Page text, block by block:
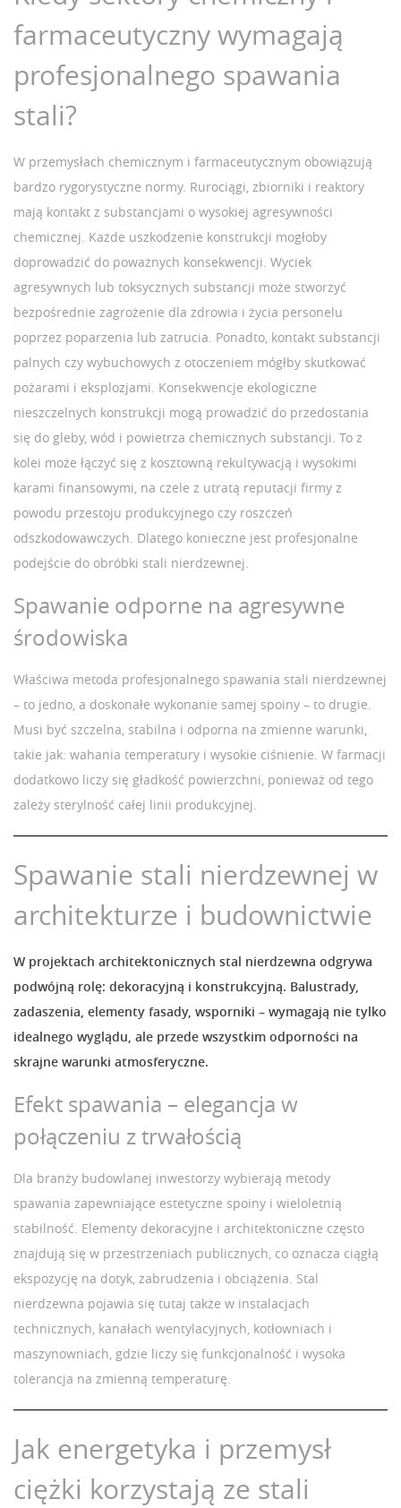
farmaceutyczny wymagają
profesjonalnego spawania
stali?
W przemysłach chemicznym i farmaceutycznym obowiązują
bardzo rygorystyczne normy. Rurociągi, zbiorniki i reaktory
mają kontakt z substancjami o wysokiej agresywności
chemicznej. Każde uszkodzenie konstrukcji mogłoby
doprowadzić do poważnych konsekwencji. Wyciek
agresywnych lub toksycznych substancji może stworzyć
bezpośrednie zagrożenie dla zdrowia i życia personelu
poprzez poparzenia lub zatrucia. Ponadto, kontakt substancji
palnych czy wybuchowych z otoczeniem mógłby skutkować
pożarami i eksplozjami. Konsekwencje ekologiczne
nieszczelnych konstrukcji mogą prowadzić do przedostania
się do gleby, wód i powietrza chemicznych substancji. To z
kolei może łączyć się z kosztowną rekultywacją i wysokimi
karami finansowymi, na czele z utratą reputacji firmy z
powodu przestoju produkcyjnego czy roszczeń
odszkodowawczych. Dlatego konieczne jest profesjonalne
podejście do obróbki stali nierdzewnej.
Spawanie odporne na agresywne
środowiska
Właściwa metoda profesjonalnego spawania stali nierdzewnej
– to jedno, a doskonałe wykonanie samej spoiny – to drugie.
Musi być szczelna, stabilna i odporna na zmienne warunki,
takie jak: wahania temperatury i wysokie ciśnienie. W farmacji
dodatkowo liczy się gładkość powierzchni, ponieważ od tego
zależy sterylność całej linii produkcyjnej.
Spawanie stali nierdzewnej w
architekturze i budownictwie
W projektach architektonicznych stal nierdzewna odgrywa
podwójną rolę: dekoracyjną i konstrukcyjną. Balustrady,
zadaszenia, elementy fasady, wsporniki – wymagają nie tylko
idealnego wyglądu, ale przede wszystkim odporności na
skrajne warunki atmosferyczne.
Efekt spawania – elegancja w
połączeniu z trwałością
Dla branży budowlanej inwestorzy wybierają metody
spawania zapewniające estetyczne spoiny i wieloletnią
stabilność. Elementy dekoracyjne i architektoniczne często
znajdują się w przestrzeniach publicznych, co oznacza ciągłą
ekspozycję na dotyk, zabrudzenia i obciążenia. Stal
nierdzewna pojawia się tutaj także w instalacjach
technicznych, kanałach wentylacyjnych, kotłowniach i
maszynowniach, gdzie liczy się funkcjonalność i wysoka
tolerancja na zmienną temperaturę.
Jak energetyka i przemysł
ciężki korzystają ze stali